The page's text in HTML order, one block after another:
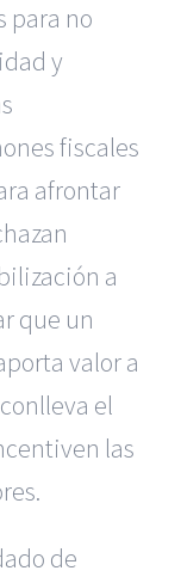
para no
y
fiscales
afrontar
a
que un
valor a
el
las
de